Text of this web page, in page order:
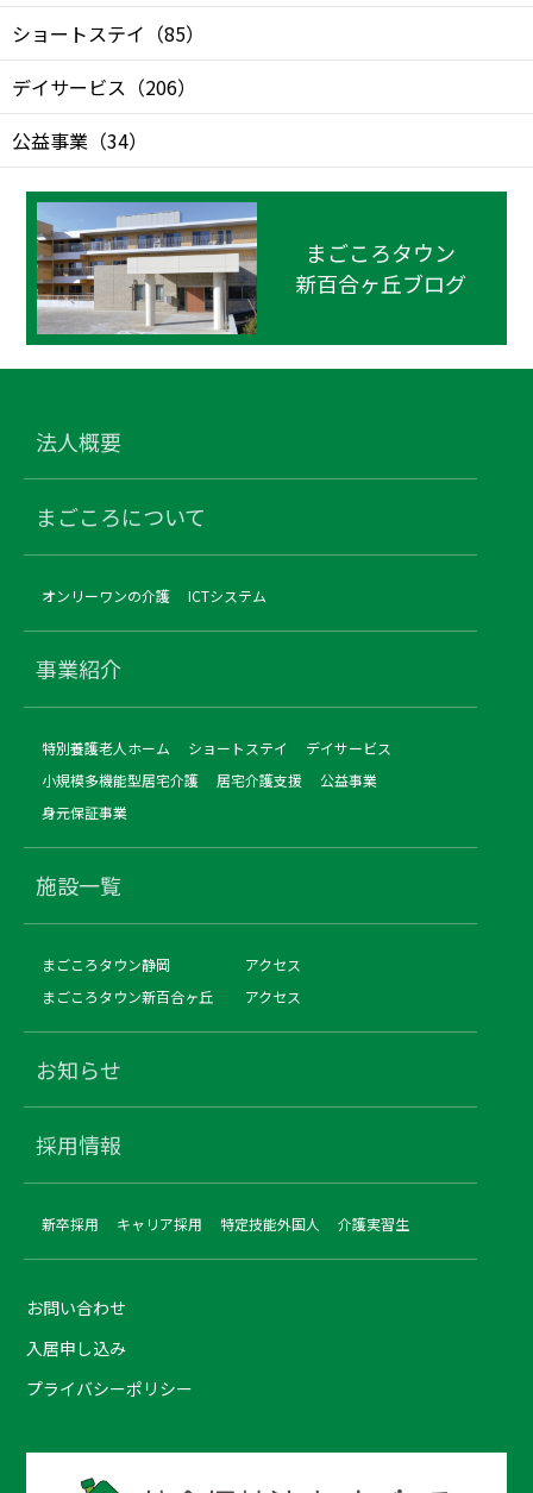
ショートステイ （85）
デイサービス （206）
公益事業 （34）
まごころタウン
新百合ヶ丘ブログ
法人概要
まごころについて
オンリーワンの介護 ICTシステム
事業紹介
特別養護老人ホーム ショートステイ
デイサービス
小規模多機能型居宅介護
居宅介護支援
公益事業
身元保証事業
施設一覧
まごころタウン静岡
アクセス
まごころタウン新百合ヶ丘
アクセス
お知らせ
採用情報
新卒採用 キャリア採用 特定技能外国人 介護実習生
お問い合わせ
入居申し込み
プライバシーポリシー